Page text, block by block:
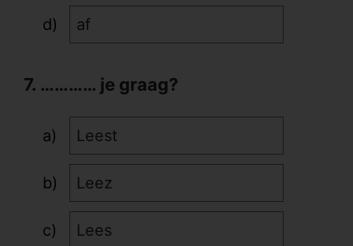
af
7. ………… je graag?
Leest
Leez
Lees